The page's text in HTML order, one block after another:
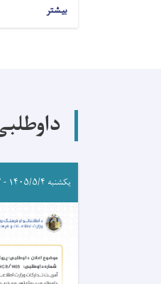
بیشتر
یکشنبه ۱۴۰۵/۵/۴ - ۱۵:۵۲